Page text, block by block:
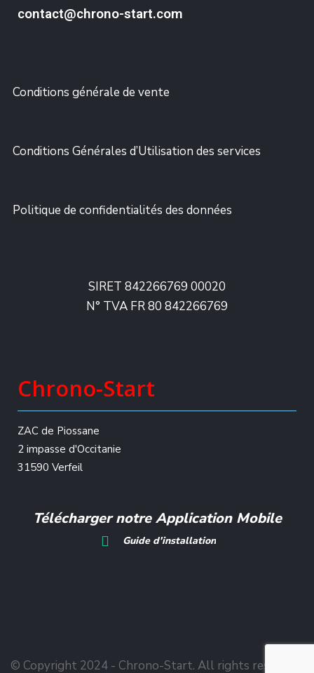
contact@chrono-start.com
Conditions générale de vente
Conditions Générales d’Utilisation des services
Politique de confidentialités des données
SIRET 842266769 00020
N° TVA FR 80 842266769
Chrono-Start
ZAC de Piossane
2 impasse d'Occitanie
31590 Verfeil
Télécharger notre Application Mobile
Guide d'installation
© Copyright 2024 - Chrono-Start. All rights reserved.